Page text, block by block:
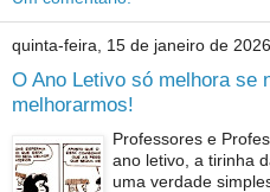
quinta-feira, 15 de janeiro de 2026
O Ano Letivo só melhora se
melhorarmos!
Professores e
ano letivo, a tirinha
uma verdade